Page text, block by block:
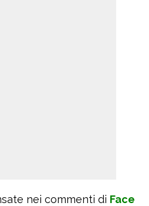
nei commenti di Face